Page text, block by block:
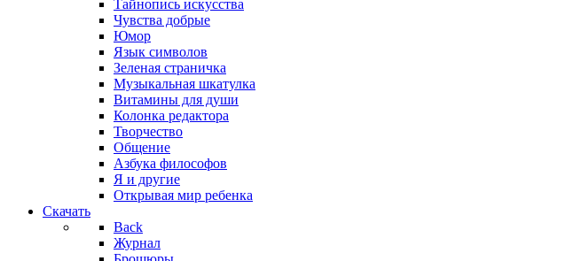
Тайнопись искусства
Чувства добрые
Юмор
Язык символов
Зеленая страничка
Музыкальная шкатулка
Витамины для души
Колонка редактора
Творчество
Общение
Азбука философов
Я и другие
Открывая мир ребенка
Скачать
Back
Журнал